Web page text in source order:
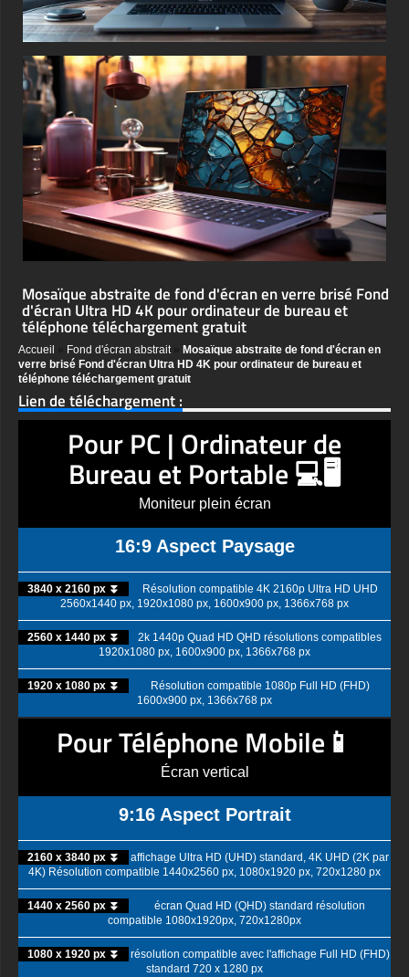
Mosaïque abstraite de fond d'écran en verre brisé Fond
d'écran Ultra HD 4K pour ordinateur de bureau et
téléphone téléchargement gratuit
Accueil Fond d'écran abstrait»
Mosaïque abstraite de fond d'écran en
verre brisé Fond d'écran Ultra HD 4K pour ordinateur de bureau et
téléphone téléchargement gratuit
Lien de téléchargement :
Pour PC | Ordinateur de
Bureau et Portable 💻🖥️
Moniteur plein écran
16:9 Aspect Paysage
3840 x 2160 px ⏬
Résolution compatible 4K 2160p Ultra HD UHD
2560x1440 px, 1920x1080 px, 1600x900 px, 1366x768 px
2560 x 1440 px ⏬
2k 1440p Quad HD QHD résolutions compatibles
1920x1080 px, 1600x900 px, 1366x768 px
1920 x 1080 px ⏬
Résolution compatible 1080p Full HD (FHD)
1600x900 px, 1366x768 px
Pour Téléphone Mobile📱
Écran vertical
9:16 Aspect Portrait
2160 x 3840 px ⏬
affichage Ultra HD (UHD) standard, 4K UHD (2K par
4K) Résolution compatible 1440x2560 px, 1080x1920 px, 720x1280 px
1440 x 2560 px ⏬
écran Quad HD (QHD) standard résolution
compatible 1080x1920px, 720x1280px
1080 x 1920 px ⏬
résolution compatible avec l'affichage Full HD (FHD)
standard 720 x 1280 px